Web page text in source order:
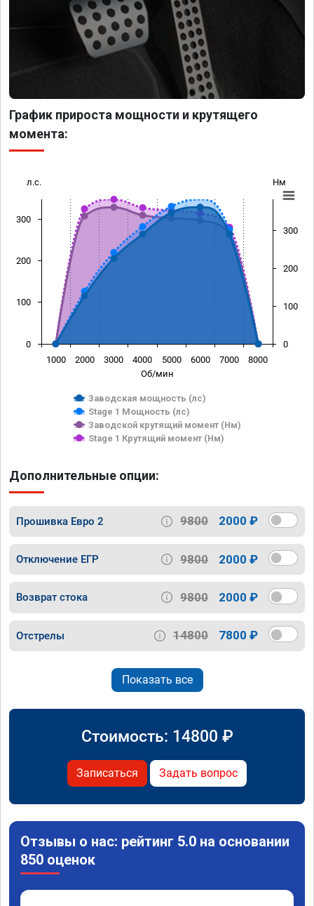
График прироста мощности и крутящего
момента:
Об/мин
л.с. Нм
Заводская мощность (лс)
Stage 1 Мощность (лс)
Заводской крутящий момент (Нм)
Stage 1 Крутящий момент (Нм)
1000 2000 3000 4000 5000 6000 7000 8000
0
100
200
300
0
100
200
300
Дополнительные опции:
Прошивка Евро 2 9800 2000 ₽
Отключение ЕГР 9800 2000 ₽
Возврат стока 9800 2000 ₽
Отстрелы 14800 7800 ₽
Показать все
Стоимость: 14800 ₽
Записаться Задать вопрос
Отзывы о нас: рейтинг 5.0 на основании
850 оценок